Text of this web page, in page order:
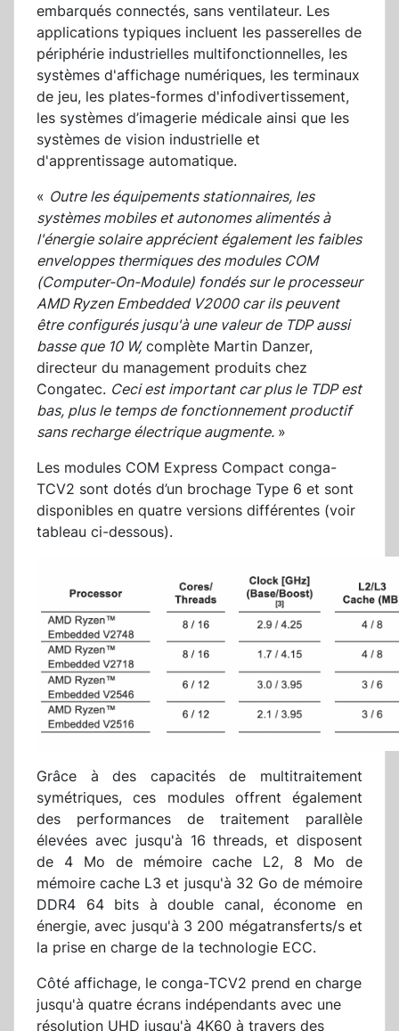
embarqués connectés, sans ventilateur. Les
applications typiques incluent les passerelles de
périphérie industrielles multifonctionnelles, les
systèmes d'affichage numériques, les terminaux
de jeu, les plates-formes d'infodivertissement,
les systèmes d’imagerie médicale ainsi que les
systèmes de vision industrielle et
d'apprentissage automatique.
« Outre les équipements stationnaires, les
systèmes mobiles et autonomes alimentés à
l'énergie solaire apprécient également les faibles
enveloppes thermiques des modules COM
(Computer-On-Module) fondés sur le processeur
AMD Ryzen Embedded V2000 car ils peuvent
être configurés jusqu'à une valeur de TDP aussi
basse que 10 W,complète Martin Danzer,
directeur du management produits chez
Congatec. Ceci est important car plus le TDP est
bas, plus le temps de fonctionnement productif
sans recharge électrique augmente. »
Les modules COM Express Compact conga-
TCV2 sont dotés d’un brochage Type 6 et sont
disponibles en quatre versions différentes (voir
tableau ci-dessous).
Grâce à des capacités de multitraitement
symétriques, ces modules offrent également
des performances de traitement parallèle
élevées avec jusqu'à 16 threads, et disposent
de 4 Mo de mémoire cache L2, 8 Mo de
mémoire cache L3 et jusqu'à 32 Go de mémoire
DDR4 64 bits à double canal, économe en
énergie, avec jusqu'à 3 200 mégatransferts/s et
la prise en charge de la technologie ECC.
Côté affichage, le conga-TCV2 prend en charge
jusqu'à quatre écrans indépendants avec une
résolution UHD jusqu'à 4K60 à travers des